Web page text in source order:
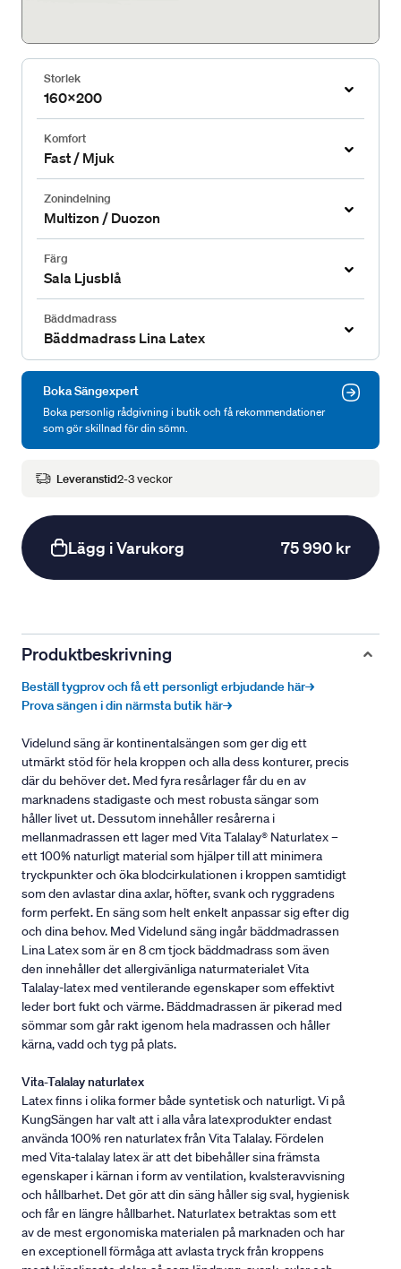
Storlek
160x200
Komfort
Fast / Mjuk
Zonindelning
Multizon / Duozon
Färg
Sala Ljusblå
Bäddmadrass
Bäddmadrass Lina Latex
Boka Sängexpert
Boka personlig rådgivning i butik och få rekommendationer
som gör skillnad för din sömn.
Leveranstid2-3 veckor
Lägg i Varukorg 75 990 kr
Produktbeskrivning
Beställ tygprov och få ett personligt erbjudande här→
Prova sängen i din närmsta butik här→
Videlund säng är kontinentalsängen som ger dig ett
utmärkt stöd för hela kroppen och alla dess konturer, precis
där du behöver det. Med fyra resårlager får du en av
marknadens stadigaste och mest robusta sängar som
håller livet ut. Dessutom innehåller resårerna i
mellanmadrassen ett lager med Vita Talalay® Naturlatex –
ett 100% naturligt material som hjälper till att minimera
tryckpunkter och öka blodcirkulationen i kroppen samtidigt
som den avlastar dina axlar, höfter, svank och ryggradens
form perfekt. En säng som helt enkelt anpassar sig efter dig
och dina behov. Med Videlund säng ingår bäddmadrassen
Lina Latex som är en 8 cm tjock bäddmadrass som även
den innehåller det allergivänliga naturmaterialet Vita
Talalay-latex med ventilerande egenskaper som effektivt
leder bort fukt och värme. Bäddmadrassen är pikerad med
sömmar som går rakt igenom hela madrassen och håller
kärna, vadd och tyg på plats.
Vita-Talalay naturlatex
Latex finns i olika former både syntetisk och naturligt. Vi på
KungSängen har valt att i alla våra latexprodukter endast
använda 100% ren naturlatex från Vita Talalay. Fördelen
med Vita-talalay latex är att det bibehåller sina främsta
egenskaper i kärnan i form av ventilation, kvalsteravvisning
och hållbarhet. Det gör att din säng håller sig sval, hygienisk
och får en längre hållbarhet. Naturlatex betraktas som ett
av de mest ergonomiska materialen på marknaden och har
en exceptionell förmåga att avlasta tryck från kroppens